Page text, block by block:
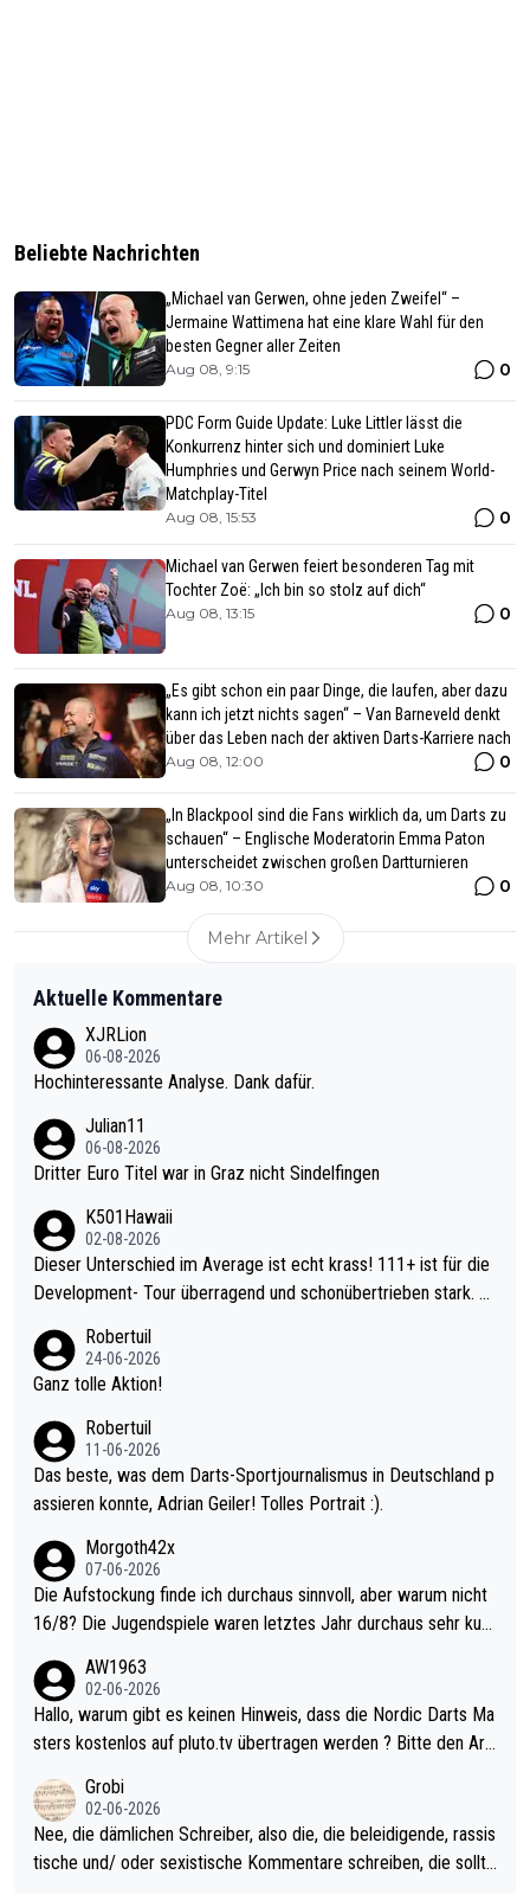
Beliebte Nachrichten
„Michael van Gerwen, ohne jeden Zweifel“ –
Jermaine Wattimena hat eine klare Wahl für den
besten Gegner aller Zeiten
Aug 08, 9:15 0
PDC Form Guide Update: Luke Littler lässt die
Konkurrenz hinter sich und dominiert Luke
Humphries und Gerwyn Price nach seinem World-
Matchplay-Titel
Aug 08, 15:53 0
Michael van Gerwen feiert besonderen Tag mit
Tochter Zoë: „Ich bin so stolz auf dich“
Aug 08, 13:15 0
„Es gibt schon ein paar Dinge, die laufen, aber dazu
kann ich jetzt nichts sagen“ – Van Barneveld denkt
über das Leben nach der aktiven Darts-Karriere nach
Aug 08, 12:00 0
„In Blackpool sind die Fans wirklich da, um Darts zu
schauen“ – Englische Moderatorin Emma Paton
unterscheidet zwischen großen Dartturnieren
Aug 08, 10:30 0
Mehr Artikel
Aktuelle Kommentare
XJRLion
06-08-2026
Hochinteressante Analyse. Dank dafür.
Julian11
06-08-2026
Dritter Euro Titel war in Graz nicht Sindelfingen
K501Hawaii
02-08-2026
Dieser Unterschied im Average ist echt krass! 111+ ist für die
Development- Tour überragend und schonübertrieben stark. U
mal 40+ erst recht. Da gewinnst keinen Blumentopf - ist ja noc
h krasser wie ein Pokalspiel eines Kreisligisten vs einem Bund
Robertuil
24-06-2026
Ganz tolle Aktion!
Robertuil
11-06-2026
Das beste, was dem Darts-Sportjournalismus in Deutschland p
assieren konnte, Adrian Geiler! Tolles Portrait :).
Morgoth42x
07-06-2026
Die Aufstockung finde ich durchaus sinnvoll, aber warum nicht
16/8? Die Jugendspiele waren letztes Jahr durchaus sehr kurz
Allerdings ist Mitchell Lawrie als Nummer 1 der Welt eh qualifi
ziert. Somit ändert die automatische Qualifikation des Weltmei
sters erstmal nichts. Ich denke sie wollen damit für nächstes J
ohl wenig WDF Turniere spielen. Dies war bei Archie Self letzt
es Jahr der Fall. Er musste als amtierender Weltmeister durch
den Qualifier und ich glaube kaum, dass Mitchel sich das (in Ve
AW1963
02-06-2026
Hallo, warum gibt es keinen Hinweis, dass die Nordic Darts Ma
sters kostenlos auf pluto.tv übertragen werden ? Bitte den Arti
Grobi
02-06-2026
Nee, die dämlichen Schreiber, also die, die beleidigende, rassis
tische und/ oder sexistische Kommentare schreiben, die sollte